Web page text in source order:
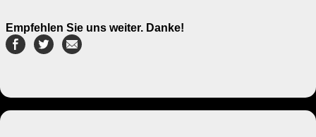
Empfehlen Sie uns weiter. Danke!